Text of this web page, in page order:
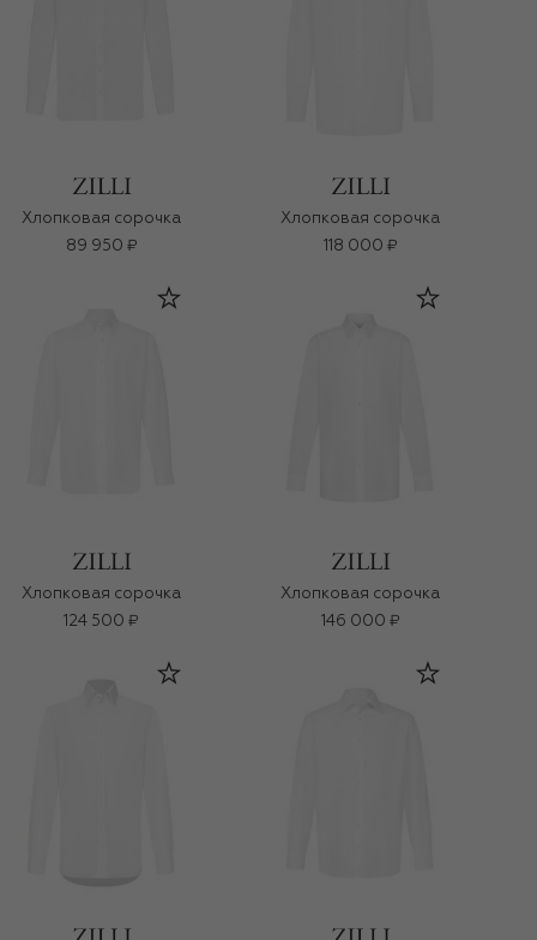
Хлопковая сорочка
89 950 ₽
Хлопковая сорочка
118 000 ₽
Хлопковая сорочка
124 500 ₽
Хлопковая сорочка
146 000 ₽